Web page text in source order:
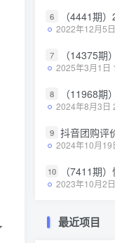
6 （4441期）2023抖音直
2022年12月5
7 （14375期）AI头条视频
2025年3月1日
8 （11968期）快手极速
2024年8月3日
9 抖音团购评价
2024年10月19
10 （7411期）快手无人*直
2023年10月2
最近项目
6 （4441期）2023抖音直
2022年12月5
7 （14375期）AI头条视频
2025年3月1日
8 （11968期）快手极速
2024年8月3日
9 抖音团购评价
2024年10月19
10 （7411期）快手无人*直
2023年10月2
最近项目